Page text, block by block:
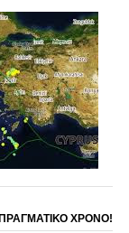
ΠΡΑΓΜΑΤΙΚΟ ΧΡΟΝΟ!